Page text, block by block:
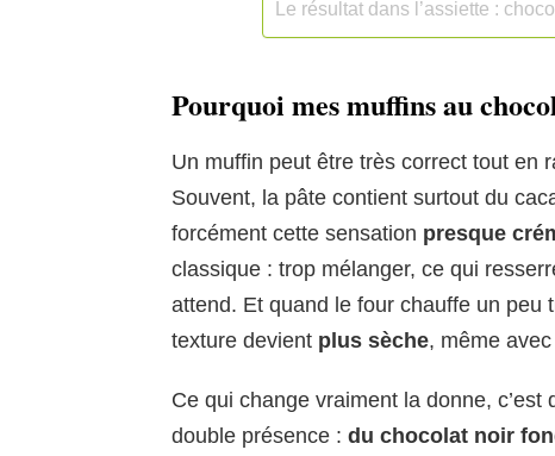
Le résultat dans l’assiette :
Pourquoi mes muffins au
Un muffin peut être très correct tout en
Souvent, la pâte contient surtout du
forcément cette sensation presque
classique : trop mélanger, ce qui
attend. Et quand le four chauffe un peu
texture devient plus sèche, même avec
Ce qui change vraiment la donne,
double présence : du chocolat noir